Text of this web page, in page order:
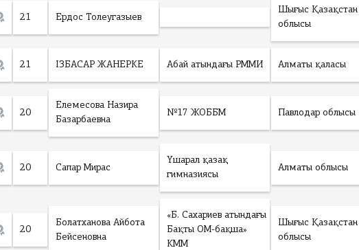
21 Ердос Толеугазыев
Шығыс Қазақстан
облысы
21 ІЗБАСАР ЖАНЕРКЕ Абай атындағы РММИ Алматы қаласы
20
Елемесова Назира
Базарбаевна
№17 ЖОББМ Павлодар облысы
20 Сапар Мирас
Үшарал қазақ
гимназиясы
Алматы облысы
20
Болатханова Айбота
Бейсеновна
«Б. Сахариев атындағы
Бақты ОМ-бақша»
КММ
Шығыс Қазақстан
облысы